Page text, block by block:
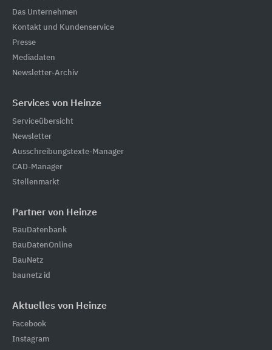
Das Unternehmen
Kontakt und Kundenservice
Presse
Mediadaten
Newsletter-Archiv
Services von Heinze
Serviceübersicht
Newsletter
Ausschreibungstexte-Manager
CAD-Manager
Stellenmarkt
Partner von Heinze
BauDatenbank
BauDatenOnline
BauNetz
baunetz id
Aktuelles von Heinze
Facebook
Instagram